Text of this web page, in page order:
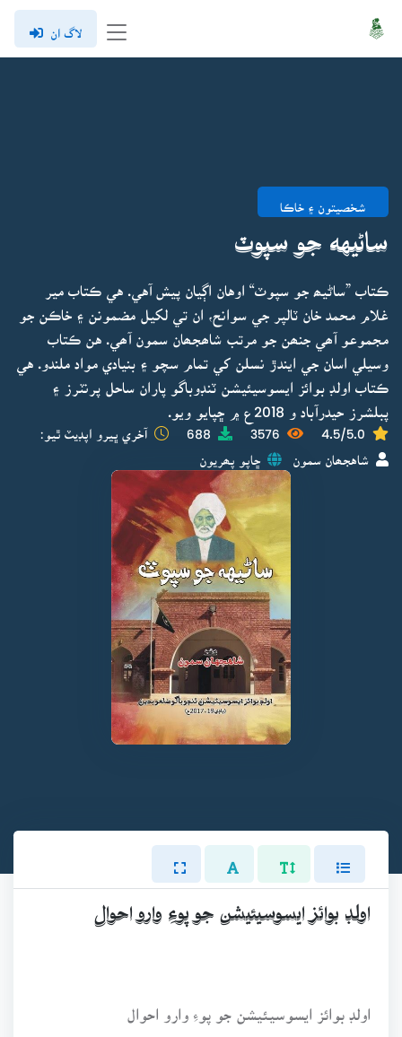
لاگ ان
شخصيتون ۽ خاڪا
ساڻيهه جو سپوٽ
ڪتاب ”ساڻيھ جو سپوٽ“ اوهان اڳيان پيش آهي. هي ڪتاب مير
غلام محمد خان ٽالپر جي سوانح، ان تي لکيل مضمونن ۽ خاڪن جو
مجموعو آھي جنھن جو مرتب شاھجھان سمون آھي. هن ڪتاب
وسيلي اسان جي ايندڙ نسلن کي تمام سچو ۽ بنيادي مواد ملندو. هي
ڪتاب اولڊ بوائز ايسوسيئيشن ٽنڊوباگو پاران ساحل پرنٽرز ۽
پبلشرز حيدرآباد و 2018ع ۾ ڇپايو ويو.
4.5/5.0
3576
688 آخري ڀيرو اپڊيٽ ٿيو:
شاهجھان سمون ڇاپو پھريون
اولڊ بوائز ايسوسيئيشن جو پوءِ وارو احوال
اولڊ بوائز ايسوسيئيشن جو پوءِ وارو احوال